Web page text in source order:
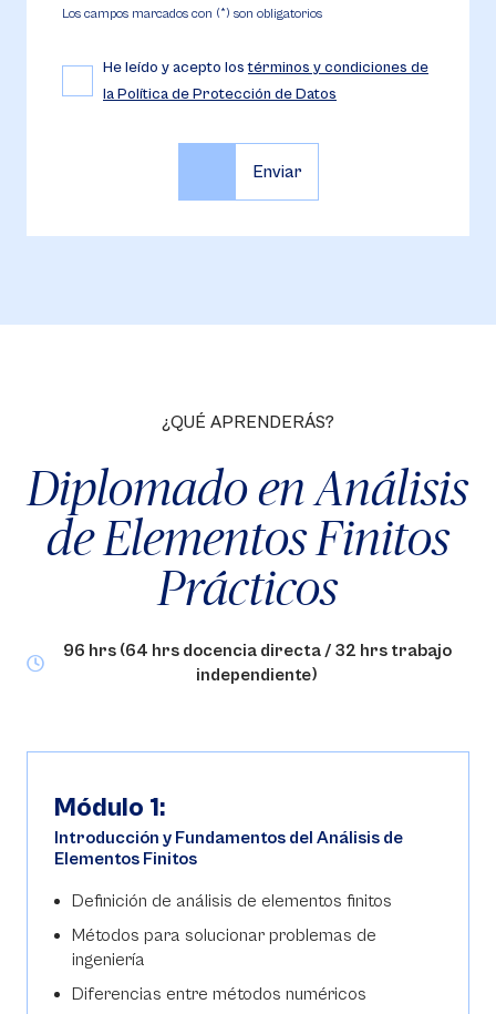
Los campos marcados con (*) son obligatorios
He leído y acepto lostérminos y condiciones de
la Política de Protección de Datos
¿QUÉ APRENDERÁS?
Diplomado en Análisis
de Elementos Finitos
Prácticos
96 hrs (64 hrs docencia directa / 32 hrs trabajo
independiente)
Módulo 1:
Introducción y Fundamentos del Análisis de
Elementos Finitos
Definición de análisis de elementos finitos
Métodos para solucionar problemas de
ingeniería
Diferencias entre métodos numéricos